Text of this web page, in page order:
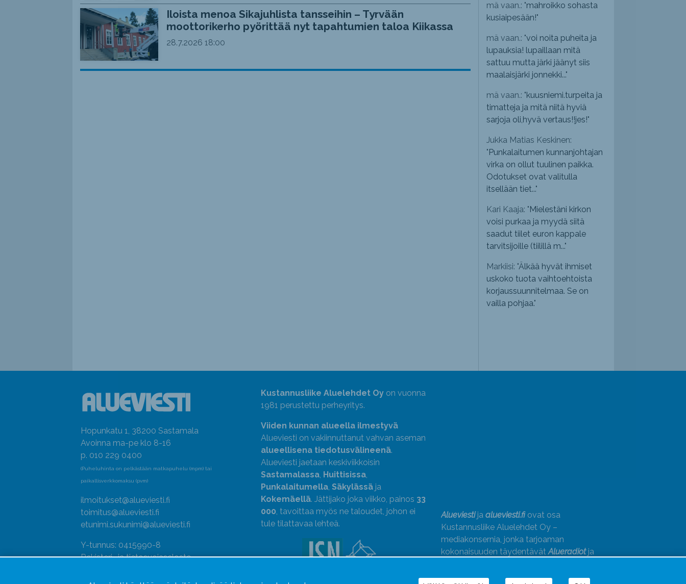
Iloista menoa Sikajuhlista tansseihin – Tyrvään
moottorikerho pyörittää nyt tapahtumien taloa Kiikassa
28.7.2026 18:00
mä vaan.: "mahroikko sohasta
kusiaipesään!"
mä vaan.: "voi noita puheita ja
lupauksia! lupaillaan mitä
sattuu mutta järki jäänyt siis
maalaisjärki jonnekki..."
mä vaan.: "kuusniemi.turpeita ja
timatteja ja mitä niitä hyviä
sarjoja oli,hyvä vertaus!!jes!"
Jukka Matias Keskinen:
" Punkalaitumen kunnanjohtajan
virka on ollut tuulinen paikka.
Odotukset ovat valitulla
itsellään tiet..."
Kari Kaaja: " Mielestäni kirkon
voisi purkaa ja myydä siitä
saadut tiilet euron kappale
tarvitsijoille (tiilillä m..."
Markiisi: "Älkää hyvät ihmiset
uskoko tuota vaihtoehtoista
korjaussuunnitelmaa. Se on
vailla pohjaa."
Hopunkatu 1, 38200 Sastamala
Avoinna ma-pe klo 8-16
p. 010 229 0400
(Puheluhinta on pelkästään matkapuhelu (mpm) tai
paikallisverkkomaksu (pvm)
ilmoitukset@alueviesti.fi
toimitus@alueviesti.fi
etunimi.sukunimi@alueviesti.fi
Y-tunnus: 0415990-8
Rekisteri- ja tietosuojaseloste
Kustannusliike Aluelehdet Oyon vuonna
1981 perustettu perheyritys.
Viiden kunnan alueella ilmestyvä
Alueviesti on vakiinnuttanut vahvan aseman
alueellisena tiedotusvälineenä.
Alueviesti jaetaan keskiviikkoisin
Sastamalassa, Huittisissa,
Punkalaitumella, Säkylässäja
Kokemäellä. Jättijako joka viikko, painos 33
000, tavoittaa myös ne taloudet, johon ei
tule tilattavaa lehteä.
Alueviestija alueviesti.fiovat osa
Kustannusliike Aluelehdet Oy –
mediakonsernia, jonka tarjoaman
kokonaisuuden täydentävätAlueradiotja